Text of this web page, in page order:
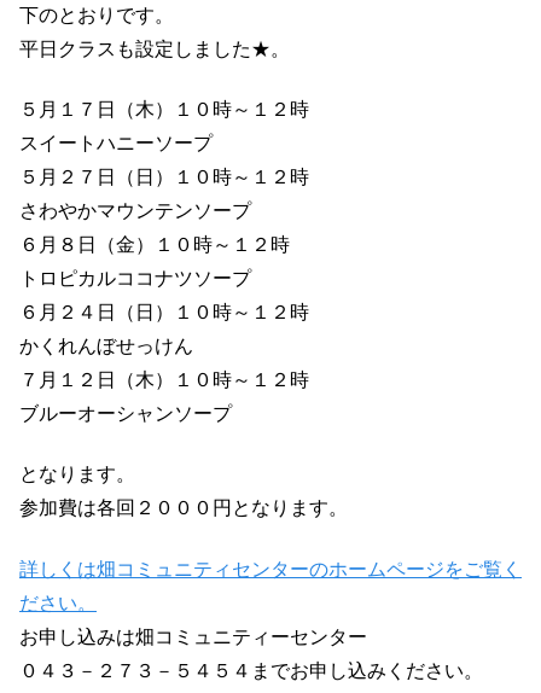
下のとおりです。
平日クラスも設定しました★。
５月１７日（木）１０時～１２時
スイートハニーソープ
５月２７日（日）１０時～１２時
さわやかマウンテンソープ
６月８日（金）１０時～１２時
トロピカルココナツソープ
６月２４日（日）１０時～１２時
かくれんぼせっけん
７月１２日（木）１０時～１２時
ブルーオーシャンソープ
となります。
参加費は各回２０００円となります。
詳しくは畑コミュニティセンターのホームページをご覧く
ださい。
お申し込みは畑コミュニティーセンター
０４３－２７３－５４５４までお申し込みください。